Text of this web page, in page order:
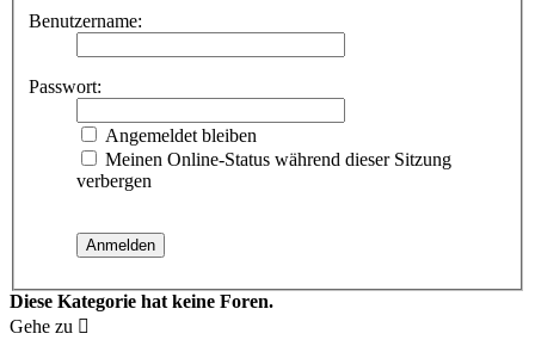
Benutzername:
Passwort:
Angemeldet bleiben
Meinen Online-Status während dieser Sitzung
verbergen
Diese Kategorie hat keine Foren.
Gehe zu